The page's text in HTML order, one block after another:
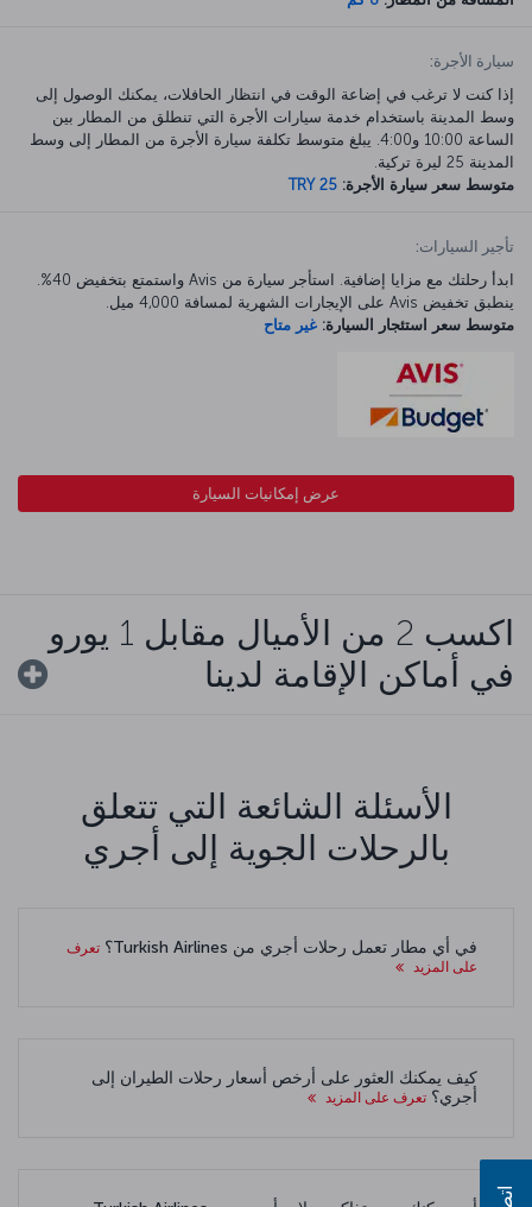
سيارة الأجرة:
إذا كنت لا ترغب في إضاعة الوقت في انتظار الحافلات، يمكنك الوصول إلى
وسط المدينة باستخدام خدمة سيارات الأجرة التي تنطلق من المطار بين
الساعة 10:00 و4:00. يبلغ متوسط تكلفة سيارة الأجرة من المطار إلى وسط
المدينة 25 ليرة تركية.
متوسط سعر سيارة الأجرة: TRY 25
تأجير السيارات:
ابدأ رحلتك مع مزايا إضافية. استأجر سيارة من Avis واستمتع بتخفيض 40%.
ينطبق تخفيض Avis على الإيجارات الشهرية لمسافة 4,000 ميل.
متوسط سعر استئجار السيارة: غير متاح
عرض إمكانيات السيارة
اكسب 2 من الأميال مقابل 1 يورو
في أماكن الإقامة لدينا
الأسئلة الشائعة التي تتعلق
بالرحلات الجوية إلى أجري
في أي مطار تعمل رحلات أجري من Turkish Airlines؟
تعرف
على المزيد
كيف يمكنك العثور على أرخص أسعار رحلات الطيران إلى
أجري؟ تعرف على المزيد